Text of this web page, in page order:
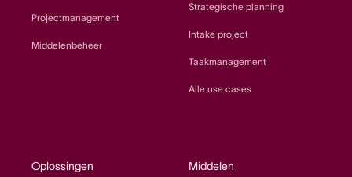
Projectmanagement
Middelenbeheer
Strategische planning
Intake project
Taakmanagement
Alle use cases
Oplossingen Middelen